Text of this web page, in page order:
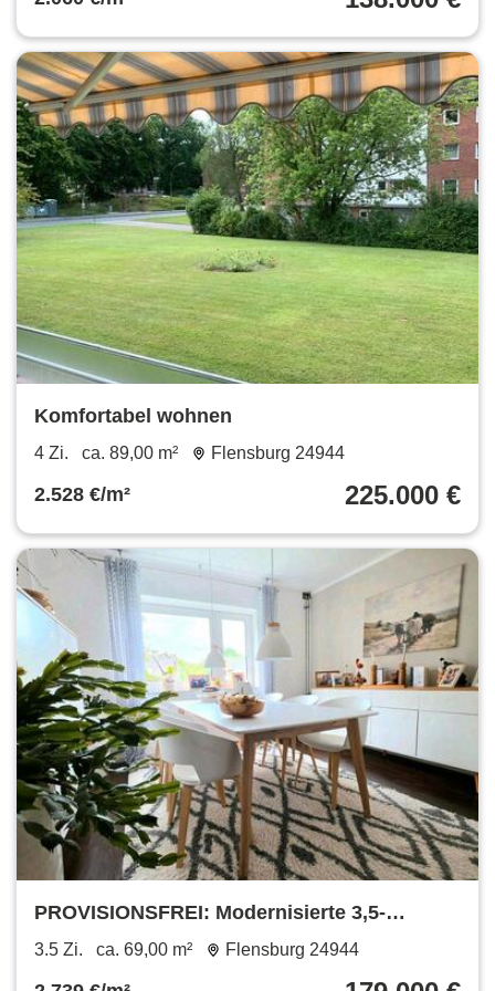
Komfortabel wohnen
4 Zi. ca. 89,00 m² Flensburg 24944
2.528 €/m² 225.000 €
PROVISIONSFREI: Modernisierte 3,5-
Zimmer-Wohnung mit Südbalkon
3.5 Zi. ca. 69,00 m² Flensburg 24944